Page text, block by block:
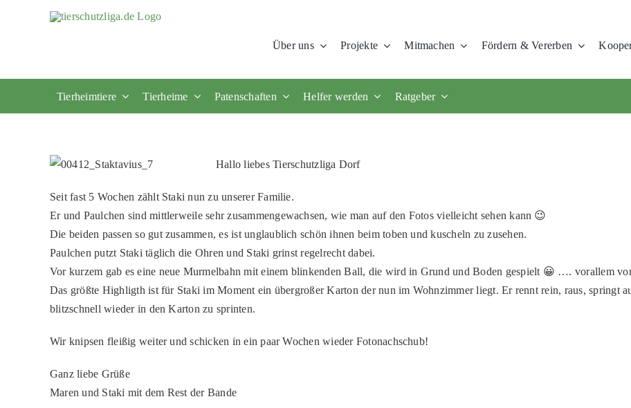
Über uns Projekte Mitmachen Fördern & Vererben
Tierheimtiere Tierheime Patenschaften Helfer werden Ratgeber
Hallo liebes Tierschutzliga Dorf
Seit fast 5 Wochen zählt Staki nun zu unserer Familie.
Er und Paulchen sind mittlerweile sehr zusammengewachsen, wie man auf den Fotos vielleicht sehen kann 😉
Die beiden passen so gut zusammen, es ist unglaublich schön ihnen beim toben und kuscheln zu zusehen.
Paulchen putzt Staki täglich die Ohren und Staki grinst regelrecht dabei.
Vor kurzem gab es eine neue Murmelbahn mit einem blinkenden Ball, die wird in Grund und Boden gespielt 😀 …. vorallem
Das größte Highligth ist für Staki im Moment ein übergroßer Karton der nun im Wohnzimmer liegt. Er rennt rein, raus, springt
blitzschnell wieder in den Karton zu sprinten.
Wir knipsen fleißig weiter und schicken in ein paar Wochen wieder Fotonachschub!
Ganz liebe Grüße
Maren und Staki mit dem Rest der Bande